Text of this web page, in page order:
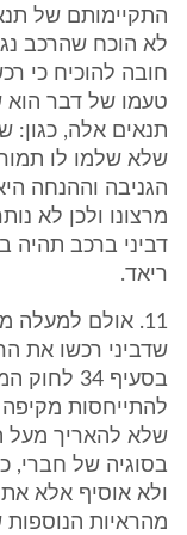
התקיימותם של
לא הוכח שהרכב
חובה להוכיח כי
טעמו של דבר
תנאים אלה, כגון:
שלא שלמו לו
הגניבה וההנחה
מרצונו ולכן לא
דביני ברכב תהיה
ריאד.
11. אולם למעלה
שדביני רכשו את
להתייחסות
שלא להאריך מעל
בסוגיה של חברי,
ולא אוסיף אלא
מהראיות הנוספות